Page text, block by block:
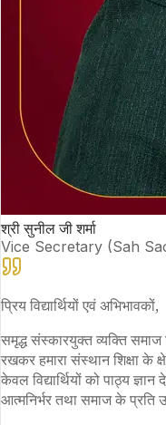
श्री सुनील जी शर्मा
Vice Secretary (Sah
प्रिय विद्यार्थियों एवं अभिभावकों,
समृद्ध संस्कारयुक्त व्यक्ति समाज
रखकर हमारा संस्थान शिक्षा के
केवल विद्यार्थियों को पाठ्य
आत्मनिर्भर तथा समाज के प्रति